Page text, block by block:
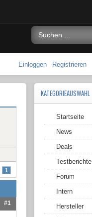
Einloggen Registrieren
1
#1
KATEGORIEAUSWAHL
Startseite
News
Deals
Testberichte
Forum
Intern
Hersteller